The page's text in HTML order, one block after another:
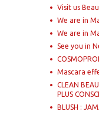
Visit us
We are in
We are in
See you in
Mascara
CLEAN
PLUS
BLUSH :